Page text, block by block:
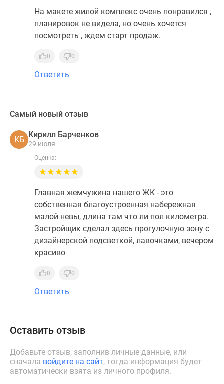
На макете жилой комплекс очень понравился ,
планировок не видела, но очень хочется
посмотреть , ждем старт продаж.
0 0
Ответить
Самый новый отзыв
КБ
Кирилл Барченков
29 июля
Оценка:
Главная жемчужина нашего ЖК - это
собственная благоустроенная набережная
малой невы, длина там что ли пол километра.
Застройщик сделал здесь прогулочную зону с
дизайнерской подсветкой, лавочками, вечером
красиво
0 0
Ответить
Оставить отзыв
Добавьте отзыв, заполнив личные данные, или
сначала войдите на сайт, тогда информация будет
автоматически взята из личного профиля.